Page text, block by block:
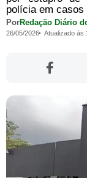
polícia em
PorRedação Diário
26/05/2026 Atualizado às